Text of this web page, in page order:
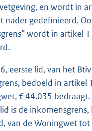
en wordt in
nader gedefinieerd.
wordt in artikel
eerste lid, van het
bedoeld in artikel
€ 44.035
is de
van de Woningwet